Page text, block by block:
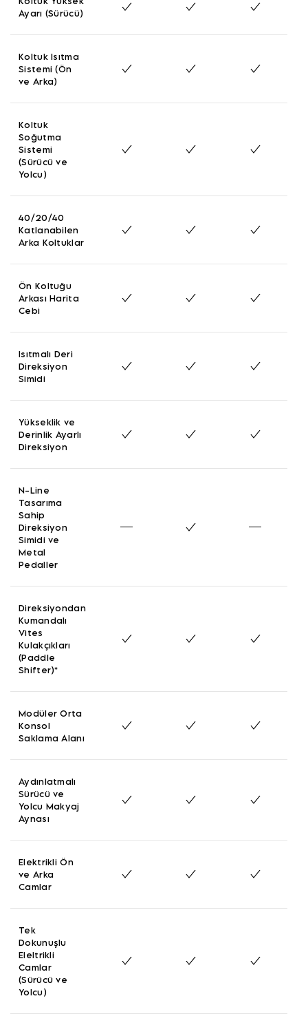
Ayarı (Sürücü)
Koltuk Isıtma
Sistemi (Ön
ve Arka)
Koltuk
Soğutma
Sistemi
(Sürücü ve
Yolcu)
40/20/40
Katlanabilen
Arka Koltuklar
Ön Koltuğu
Arkası Harita
Cebi
Isıtmalı Deri
Direksiyon
Simidi
Yükseklik ve
Derinlik Ayarlı
Direksiyon
N-Line
Tasarıma
Sahip
Direksiyon
Simidi ve
Metal
Pedaller
Direksiyondan
Kumandalı
Vites
Kulakçıkları
(Paddle
Shifter)*
Modüler Orta
Konsol
Saklama Alanı
Aydınlatmalı
Sürücü ve
Yolcu Makyaj
Aynası
Elektrikli Ön
ve Arka
Camlar
Tek
Dokunuşlu
Eleltrikli
Camlar
(Sürücü ve
Yolcu)